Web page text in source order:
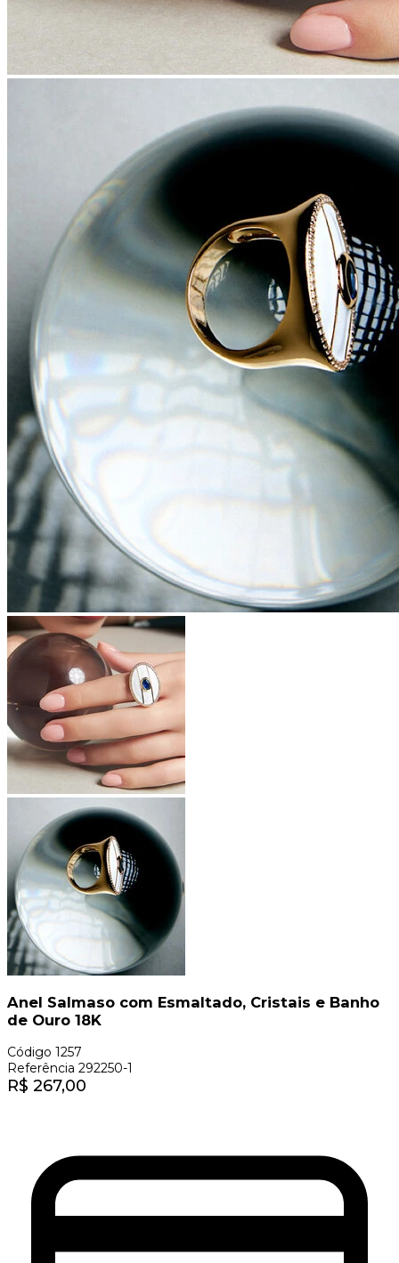
Anel Salmaso com Esmaltado, Cristais e Banho
de Ouro 18K
Código 1257
Referência 292250-1
R$ 267,00